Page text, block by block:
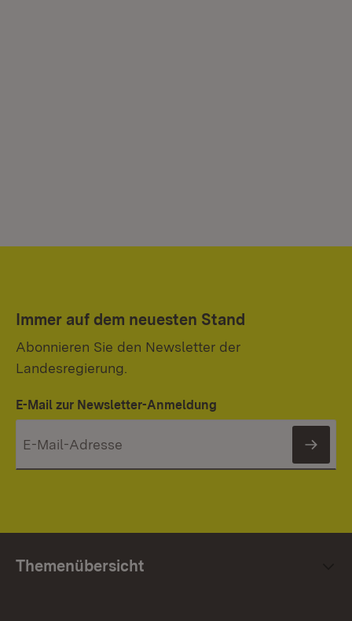
Immer auf dem neuesten Stand
Abonnieren Sie den Newsletter der
Landesregierung.
E-Mail zur Newsletter-Anmeldung
Themenübersicht